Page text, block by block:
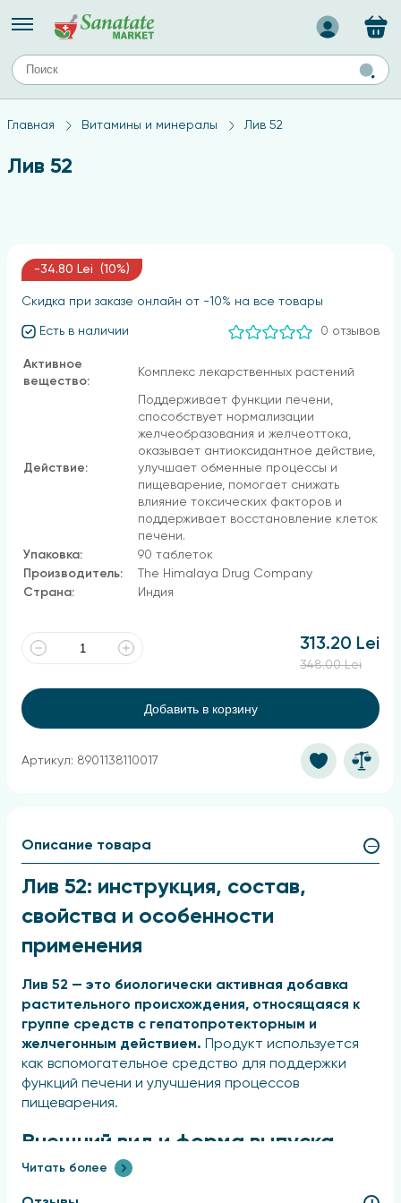
лица
Назад
ТИПЫ КОЖИ
Средства для комбинированной кожи
Главная Витамины и минералы Лив 52
Лив 52
-34.80 Lei (10%)
Скидка при заказе онлайн от -10% на все товары
Есть в наличии 0 отзывов
Активное
вещество:
Комплекс лекарственных растений
Действие:
Поддерживает функции печени,
способствует нормализации
желчеобразования и желчеоттока,
оказывает антиоксидантное действие,
улучшает обменные процессы и
пищеварение, помогает снижать
влияние токсических факторов и
поддерживает восстановление клеток
печени.
Упаковка:
90 таблеток
Производитель:
The Himalaya Drug Company
Страна:
Индия
313.20 Lei
348.00 Lei
Добавить в корзину
Артикул: 8901138110017
Описание товара
Лив 52: инструкция, состав,
свойства и особенности
применения
Лив 52 — это биологически активная добавка
растительного происхождения, относящаяся к
группе средств с гепатопротекторным и
желчегонным действием.
Продукт используется
как вспомогательное средство для поддержки
функций печени и улучшения процессов
пищеварения.
Внешний вид и форма выпуска
Лив 52 выпускается в форме круглых
Читать более